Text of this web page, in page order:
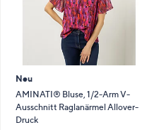
Neu
AMINATI® Bluse, 1/2-Arm V-
Ausschnitt Raglanärmel Allover-
Druck